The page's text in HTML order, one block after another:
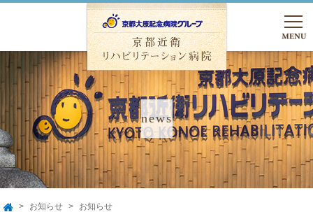
TEL.075-762-5000
入院のご相談 友達追加
お知らせ
お知らせ